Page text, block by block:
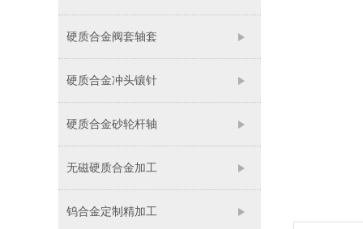
硬质合金阀套轴套
硬质合金冲头镶针
硬质合金砂轮杆轴
无磁硬质合金加工
钨合金定制精加工